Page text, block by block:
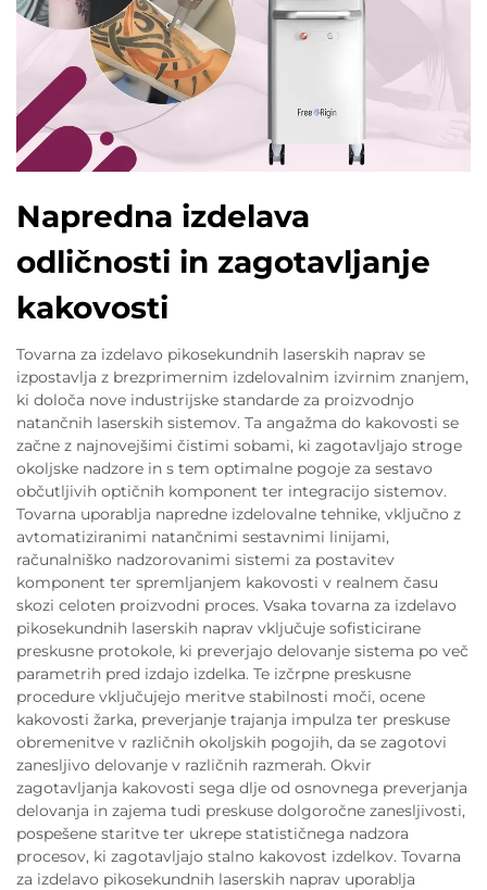
Napredna izdelava
odličnosti in zagotavljanje
kakovosti
Tovarna za izdelavo pikosekundnih laserskih naprav se
izpostavlja z brezprimernim izdelovalnim izvirnim znanjem,
ki določa nove industrijske standarde za proizvodnjo
natančnih laserskih sistemov. Ta angažma do kakovosti se
začne z najnovejšimi čistimi sobami, ki zagotavljajo stroge
okoljske nadzore in s tem optimalne pogoje za sestavo
občutljivih optičnih komponent ter integracijo sistemov.
Tovarna uporablja napredne izdelovalne tehnike, vključno z
avtomatiziranimi natančnimi sestavnimi linijami,
računalniško nadzorovanimi sistemi za postavitev
komponent ter spremljanjem kakovosti v realnem času
skozi celoten proizvodni proces. Vsaka tovarna za izdelavo
pikosekundnih laserskih naprav vključuje sofisticirane
preskusne protokole, ki preverjajo delovanje sistema po več
parametrih pred izdajo izdelka. Te izčrpne preskusne
procedure vključujejo meritve stabilnosti moči, ocene
kakovosti žarka, preverjanje trajanja impulza ter preskuse
obremenitve v različnih okoljskih pogojih, da se zagotovi
zanesljivo delovanje v različnih razmerah. Okvir
zagotavljanja kakovosti sega dlje od osnovnega preverjanja
delovanja in zajema tudi preskuse dolgoročne zanesljivosti,
pospešene staritve ter ukrepe statističnega nadzora
procesov, ki zagotavljajo stalno kakovost izdelkov. Tovarna
za izdelavo pikosekundnih laserskih naprav uporablja